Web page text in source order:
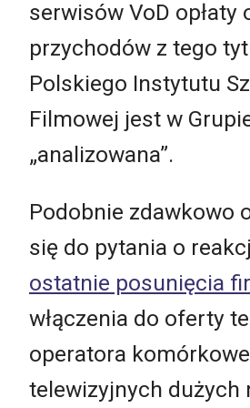
serwisów VoD opłaty
przychodów z tego
Polskiego Instytutu
Filmowej jest w
„analizowana”.
Podobnie zdawkowo
się do pytania o
ostatnie posunięcia
włączenia do oferty
operatora
telewizyjnych dużych